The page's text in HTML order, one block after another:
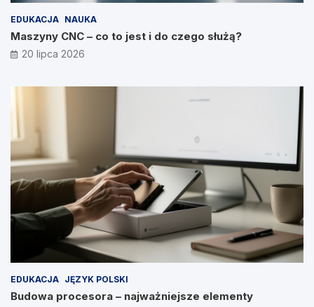
EDUKACJA NAUKA
Maszyny CNC – co to jest i do czego służą?
20 lipca 2026
EDUKACJA JĘZYK POLSKI
Budowa procesora – najważniejsze elementy